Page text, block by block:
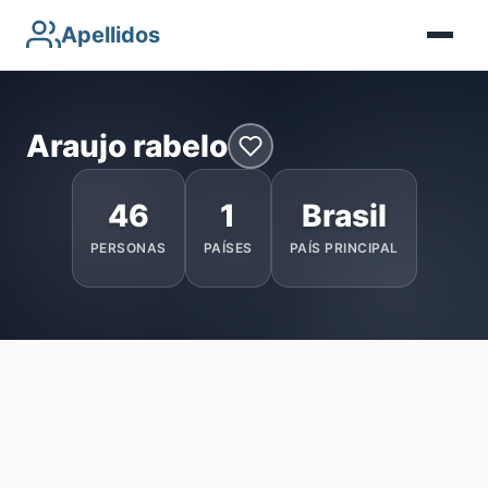
Apellidos
Araujo rabelo
46
PERSONAS
1
PAÍSES
Brasil
PAÍS PRINCIPAL